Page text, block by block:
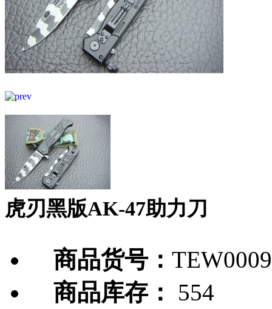
虎刃黑版AK-47助力刀
商品货号：
商品库存：
554